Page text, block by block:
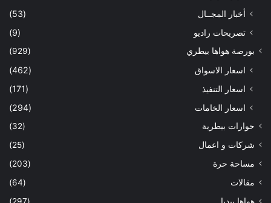
أخبار المجــال
(53)
تصريحات راديو
(9)
بورصة هواها بيطري (929)
اسعار الاسواق
(462)
اسعار التنفيذ
(171)
اسعار الخامات
(294)
حوارات بيطرية
(32)
شركات و اعمال
(25)
مساحة حرة
(203)
مقالات
(64)